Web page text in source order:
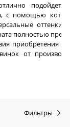
с помощью
оттенки,
полностью
приобретения
от
Фильтры